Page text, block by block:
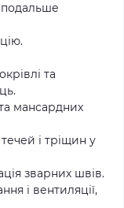
подальше
та
мансардних
і тріщин у
зварних швів.
і вентиляції,